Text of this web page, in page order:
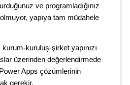
ve programladığınız
yapıya tam müdahele
kuruluş-şirket yapınızı
üzerinden değerlendirmede
Apps çözümlerinin
gerekir.